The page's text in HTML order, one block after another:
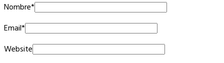
Nombre*
Email*
Website